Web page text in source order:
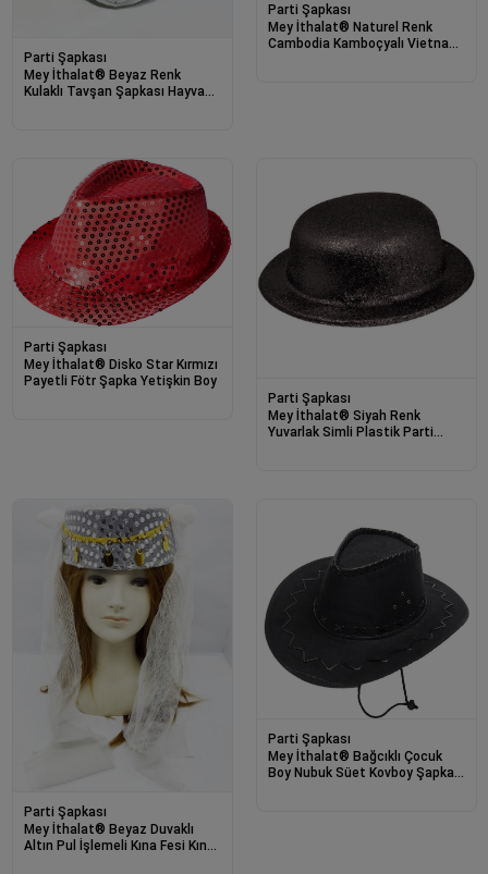
Parti Şapkası
Mey İthalat® Beyaz Renk
Kulaklı Tavşan Şapkası Hayvan
Parti Şapkası
Mey İthalat® Naturel Renk
Cambodia Kamboçyalı Vietnam
Parti Şapkası
Mey İthalat® Disko Star Kırmızı
Payetli Fötr Şapka Yetişkin Boy
Parti Şapkası
Mey İthalat® Siyah Renk
Yuvarlak Simli Plastik Parti
Parti Şapkası
Mey İthalat® Beyaz Duvaklı
Altın Pul İşlemeli Kına Fesi Kına
Parti Şapkası
Mey İthalat® Bağcıklı Çocuk
Boy Nubuk Süet Kovboy Şapkası